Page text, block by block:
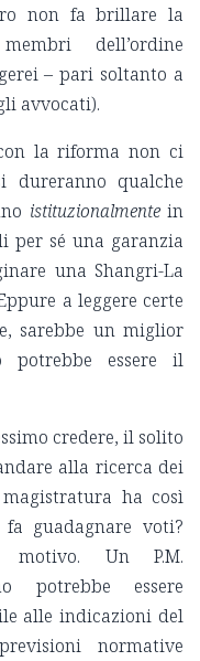
non fa brillare la
dell’ordine
– pari soltanto a
avvocati).
la riforma non ci
dureranno qualche
istituzionalmentein
per sé una garanzia
una Shangri-La
a leggere certe
sarebbe un miglior
potrebbe essere il
credere, il solito
alla ricerca dei
ha così
guadagnare voti?
motivo. Un P.M.
potrebbe essere
alle indicazioni del
normative